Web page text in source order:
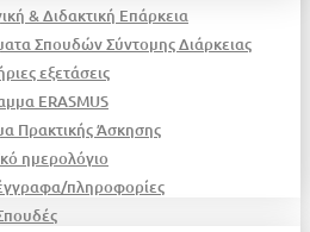
& Διδακτική Επάρκεια
Σπουδών Σύντομης Διάρκειας
εξετάσεις
ERASMUS
Πρακτικής Άσκησης
ημερολόγιο
πληροφορίες